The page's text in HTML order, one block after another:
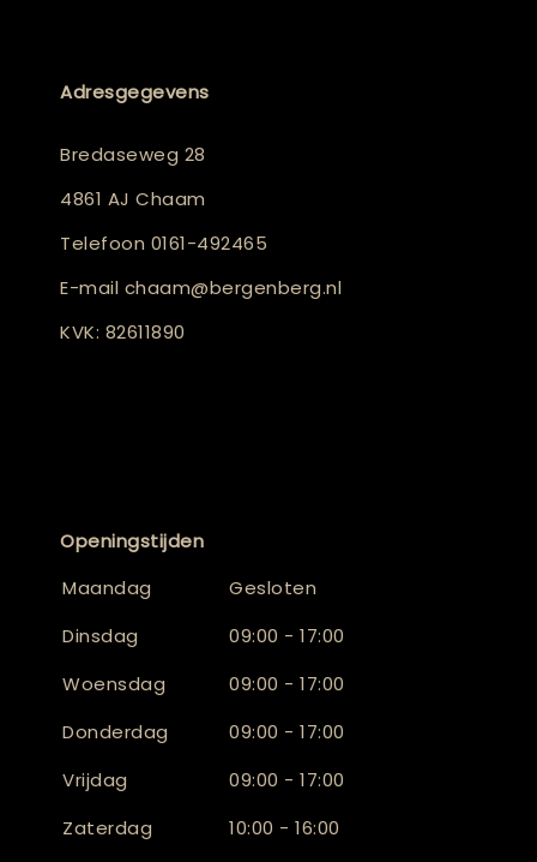
Adresgegevens
Bredaseweg 28
4861 AJ Chaam
Telefoon 0161-492465
E-mail chaam@bergenberg.nl
KVK: 82611890
Openingstijden
Maandag
Gesloten
Dinsdag
09:00 - 17:00
Woensdag
09:00 - 17:00
Donderdag
09:00 - 17:00
Vrijdag
09:00 - 17:00
Zaterdag
10:00 - 16:00